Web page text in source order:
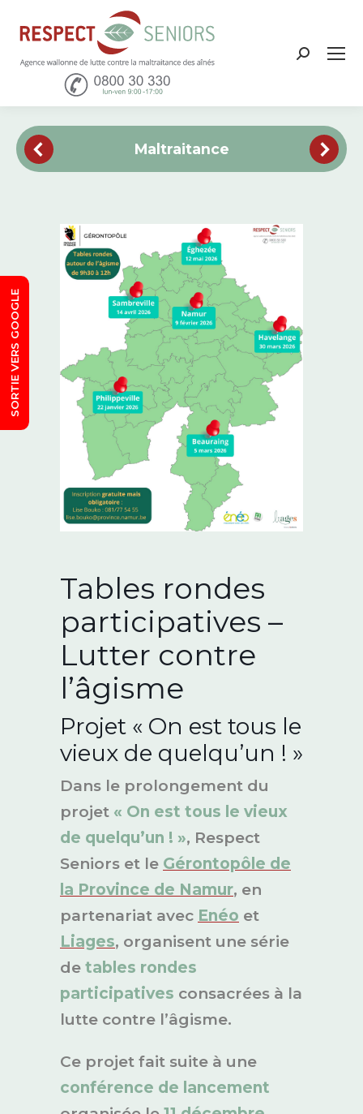
SORTIE VERS GOOGLE
Maltraitance
Tables rondes
participatives –
Lutter contre
l’âgisme
Projet « On est tous le
vieux de quelqu’un ! »
Dans le prolongement du
projet « On est tous le vieux
de quelqu’un ! », Respect
Seniors et le Gérontopôle de
la Province de Namur, en
partenariat avec Enéo et
Liages, organisent une série
de tables rondes
participatives consacrées à la
lutte contre l’âgisme.
Ce projet fait suite à une
conférence de lancement